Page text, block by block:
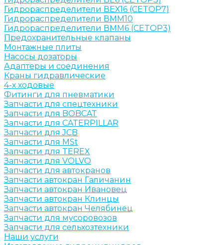
Гидрораспределители ВЕХ16 (CETOP7)
Гидрораспределители ВММ10
Гидрораспределители ВММ6 (CETOP3)
Предохранительные клапаны
Монтажные плиты
Насосы дозаторы
Адаптеры и соединения
Краны гидравлические
4-х ходовые
Фитинги для пневматики
Запчасти для спецтехники
Запчасти для BOBCAT
Запчасти для CATERPILLAR
Запчасти для JCB
Запчасти для MSt
Запчасти для TEREX
Запчасти для VOLVO
Запчасти для автокранов
Запчасти автокран Галичанин
Запчасти автокран Ивановец
Запчасти автокран Клинцы
Запчасти автокран Челябинец
Запчасти для мусоровозов
Запчасти для сельхозтехники
Наши услуги